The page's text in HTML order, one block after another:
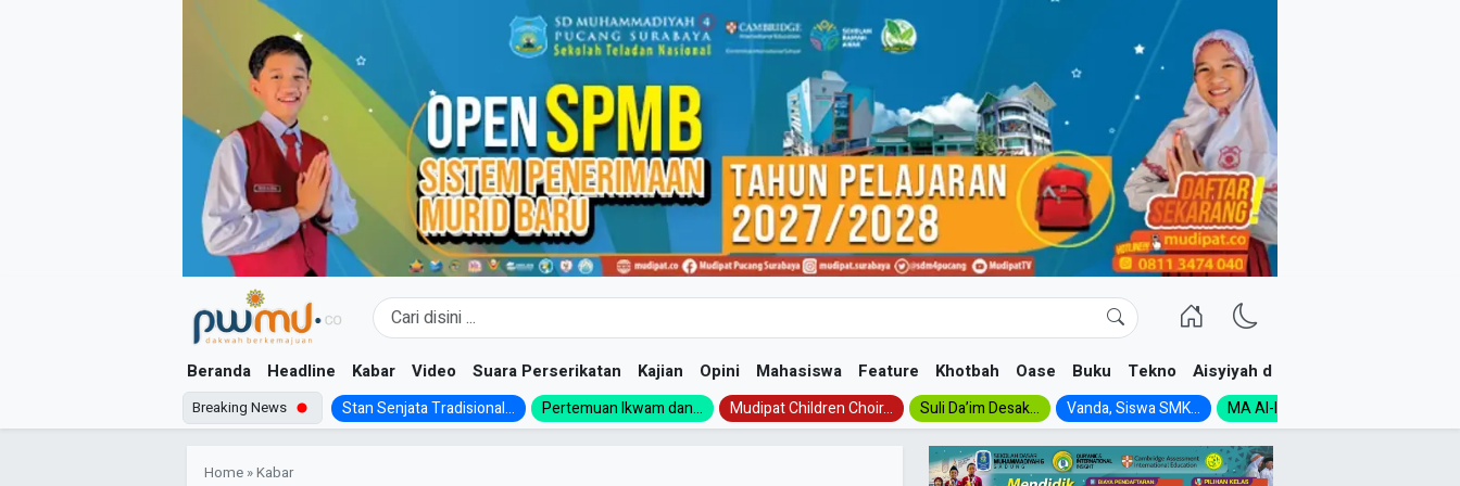
Beranda Headline Kabar Video Suara Perserikatan Kajian Opini Mahasiswa Feature Khotbah Oase Buku Tekno Aisyiyah dan NA
Breaking News Stan Senjata Tradisional... Pertemuan Ikwam dan... Mudipat Children Choir... Suli Da’im Desak... Vanda, Siswa SMK... MA Al-Ishlah Gelar...
Home »Kabar